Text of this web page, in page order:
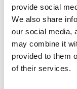
provide social
We also share
our social media,
may combine it
provided to them
of their services.
Führen auf
Homeoffice (Teil
12.10.2023
(Teil1 bitte hier
Verlieren Sie niemals